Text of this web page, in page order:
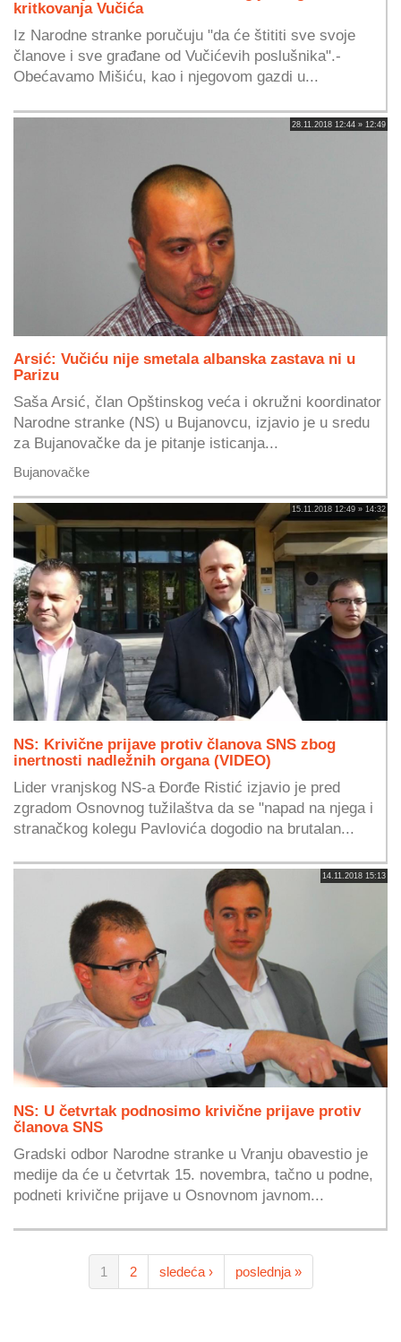
kritkovanja Vučića
Iz Narodne stranke poručuju "da će štititi sve svoje
članove i sve građane od Vučićevih poslušnika".-
Obećavamo Mišiću, kao i njegovom gazdi u...
28.11.2018 12:44 » 12:49
Arsić: Vučiću nije smetala albanska zastava ni u
Parizu
Saša Arsić, član Opštinskog veća i okružni koordinator
Narodne stranke (NS) u Bujanovcu, izjavio je u sredu
za Bujanovačke da je pitanje isticanja...
Bujanovačke
15.11.2018 12:49 » 14:32
NS: Krivične prijave protiv članova SNS zbog
inertnosti nadležnih organa (VIDEO)
Lider vranjskog NS-a Đorđe Ristić izjavio je pred
zgradom Osnovnog tužilaštva da se "napad na njega i
stranačkog kolegu Pavlovića dogodio na brutalan...
14.11.2018 15:13
NS: U četvrtak podnosimo krivične prijave protiv
članova SNS
Gradski odbor Narodne stranke u Vranju obavestio je
medije da će u četvrtak 15. novembra, tačno u podne,
podneti krivične prijave u Osnovnom javnom...
1 2 sledeća › poslednja »